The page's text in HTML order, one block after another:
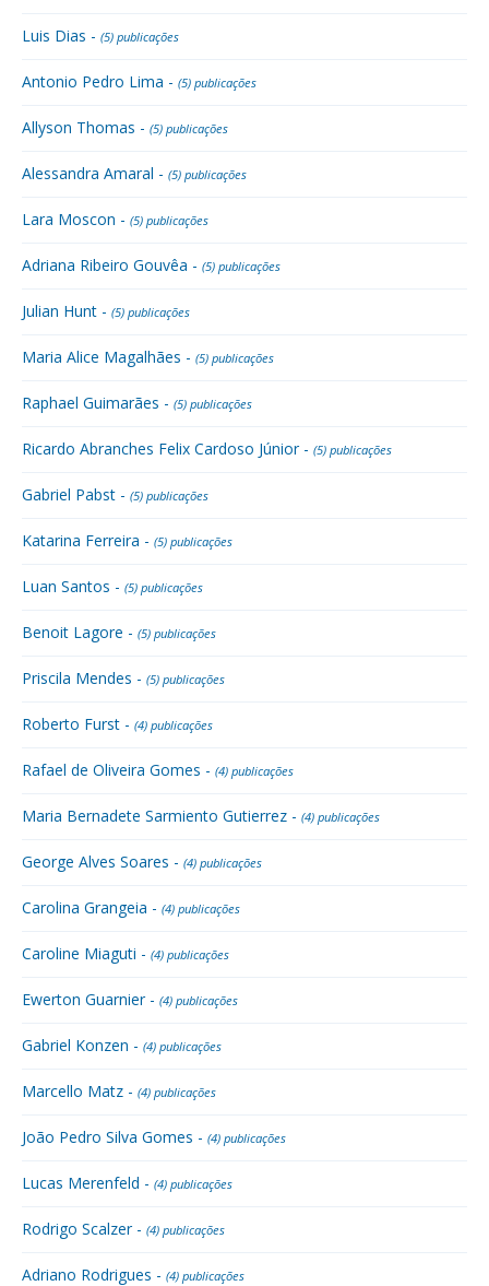
Luis Dias - (5) publicações
Antonio Pedro Lima - (5) publicações
Allyson Thomas - (5) publicações
Alessandra Amaral - (5) publicações
Lara Moscon - (5) publicações
Adriana Ribeiro Gouvêa - (5) publicações
Julian Hunt - (5) publicações
Maria Alice Magalhães - (5) publicações
Raphael Guimarães - (5) publicações
Ricardo Abranches Felix Cardoso Júnior - (5) publicações
Gabriel Pabst - (5) publicações
Katarina Ferreira - (5) publicações
Luan Santos - (5) publicações
Benoit Lagore - (5) publicações
Priscila Mendes - (5) publicações
Roberto Furst - (4) publicações
Rafael de Oliveira Gomes - (4) publicações
Maria Bernadete Sarmiento Gutierrez - (4) publicações
George Alves Soares - (4) publicações
Carolina Grangeia - (4) publicações
Caroline Miaguti - (4) publicações
Ewerton Guarnier - (4) publicações
Gabriel Konzen - (4) publicações
Marcello Matz - (4) publicações
João Pedro Silva Gomes - (4) publicações
Lucas Merenfeld - (4) publicações
Rodrigo Scalzer - (4) publicações
Adriano Rodrigues - (4) publicações